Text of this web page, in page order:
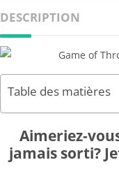
DESCRIPTION
Table des matières
Aimeriez-
jamais sorti?